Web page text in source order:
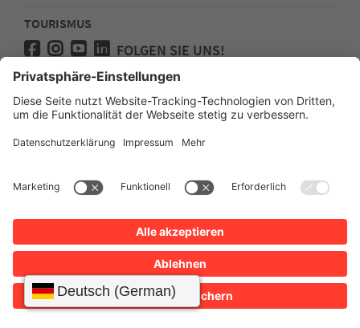
TOURISMUS
FOLGEN SIE UNS!
Presse
Kontakt
Impressum
Sitemap